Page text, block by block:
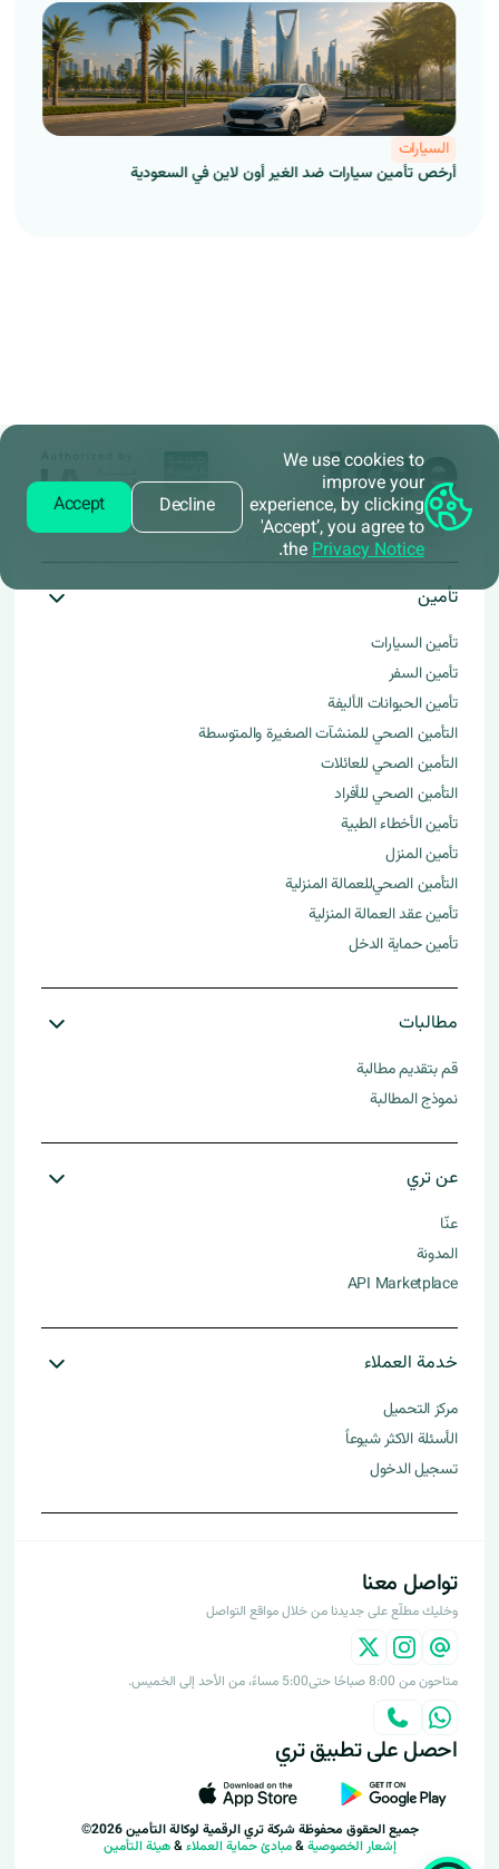
السيارات
أرخص تأمين سيارات ضد الغير أون لاين في السعودية
تأمين
تأمين السيارات
تأمين السفر
تأمين الحيوانات الأليفة
التأمين الصحي للمنشآت الصغيرة والمتوسطة​
التأمين الصحي للعائلات
التأمين الصحي للأفراد
تأمين الأخطاء الطبية
تأمين المنزل
التأمين الصحي للعمالة المنزلية​
تأمين عقد العمالة المنزلية
تأمين حماية الدخل
مطالبات
قم بتقديم مطالبة
نموذج المطالبة
عن تري
عنّا
المدونة
API Marketplace
خدمة العملاء
مركز التحميل
الأسئلة الاكثر شيوعاً
تسجيل الدخول
تواصل معنا
وخليك مطلّع على جديدنا من خلال مواقع التواصل
متاحون من 8:00 صباحًا حتى5:00 مساءً، من الأحد إلى الخميس.
احصل على تطبيق تري
جميع الحقوق محفوظة شركة تري الرقمية لوكالة التأمين 2026©
إشعار الخصوصية&مبادئ حماية العملاء&هيئة التأمين
We use cookies to
improve your
experience, by clicking
'Accept’, you agree to
thePrivacy Notice
.
Decline
Accept